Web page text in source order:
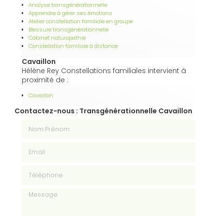
Analyse transgénérationnelle
Apprendre à gérer ses émotions
Atelier constellation familiale en groupe
Blessure transgénérationnelle
Cabinet naturopathie
Constellation familiale à distance
Cavaillon
Hélène Rey Constellations familiales intervient à
proximité de :
Cavaillon
Contactez-nous : Transgénérationnelle Cavaillon
Message